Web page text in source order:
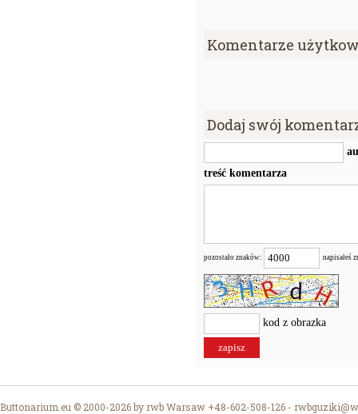
Komentarze
Dodaj swój
treść komentarza
pozostało znaków: napisałeś
kod z obrazka
Buttonarium.eu © 2000-2026 by rwb Warsaw +48-602-508-126 -